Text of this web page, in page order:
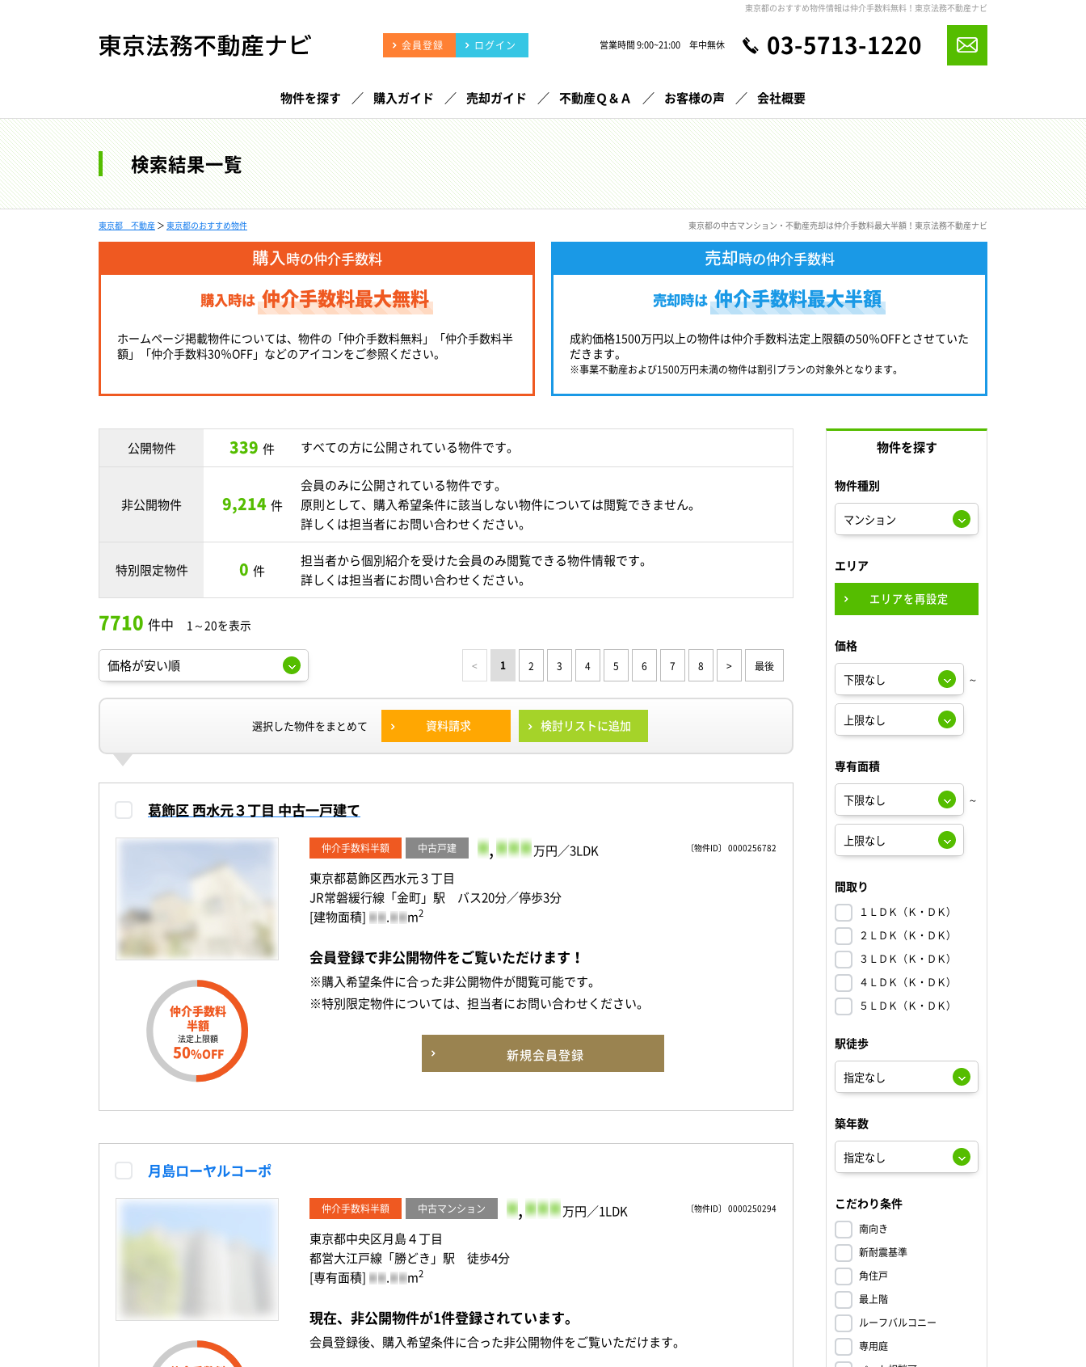
東京都のおすすめ物件情報は仲介手数料無料！東京法務不動産ナビ
会員登録 ログイン 営業時間 9:00~21:00 年中無休 03-5713-1220
物件を探す 購入ガイド 売却ガイド 不動産Ｑ＆Ａ お客様の声 会社概要
検索結果一覧
東京都 不動産 ＞ 東京都のおすすめ物件 東京都の中古マンション・不動産売却は仲介手数料最大半額！東京法務不動産ナビ
購入時の仲介手数料
購入時は 仲介手数料最大無料
ホームページ掲載物件については、物件の「仲介手数料無料」「仲介手数料半
額」「仲介手数料30％OFF」などのアイコンをご参照ください。
売却時の仲介手数料
売却時は 仲介手数料最大半額
成約価格1500万円以上の物件は仲介手数料法定上限額の50％OFFとさせていた
だきます。
※事業不動産および1500万円未満の物件は割引プランの対象外となります。
公開物件 339 件 すべての方に公開されている物件です。
非公開物件 9,214 件
会員のみに公開されている物件です。
原則として、購入希望条件に該当しない物件については閲覧できません。
詳しくは担当者にお問い合わせください。
特別限定物件 0 件
担当者から個別紹介を受けた会員のみ閲覧できる物件情報です。
詳しくは担当者にお問い合わせください。
7710 件中 1～20を表示
< 1 2 3 4 5 6 7 8 > 最後
選択した物件をまとめて 資料請求 検討リストに追加
葛飾区 西水元３丁目 中古一戸建て
仲介手数料
半額
法定上限額
50%OFF
〔物件ID〕 0000256782
仲介手数料半額 中古戸建 - ,- - - 万円／3LDK
東京都葛飾区西水元３丁目
JR常磐緩行線「金町」駅 バス20分／停歩3分
[建物面積] - - .- - m2
会員登録で非公開物件をご覧いただけます！
※購入希望条件に合った非公開物件が閲覧可能です。
※特別限定物件については、担当者にお問い合わせください。
新規会員登録
月島ローヤルコーポ
〔物件ID〕 0000250294
仲介手数料半額 中古マンション - ,- - - 万円／1LDK
東京都中央区月島４丁目
都営大江戸線「勝どき」駅 徒歩4分
[専有面積] - - .- - m2
現在、非公開物件が1件登録されています。
会員登録後、購入希望条件に合った非公開物件をご覧いただけます。
物件を探す
物件種別
エリア
エリアを再設定
価格
～
専有面積
～
間取り
１ＬＤＫ（Ｋ・ＤＫ）
２ＬＤＫ（Ｋ・ＤＫ）
３ＬＤＫ（Ｋ・ＤＫ）
４ＬＤＫ（Ｋ・ＤＫ）
５ＬＤＫ（Ｋ・ＤＫ）
駅徒歩
築年数
こだわり条件
南向き
新耐震基準
角住戸
最上階
ルーフバルコニー
専用庭